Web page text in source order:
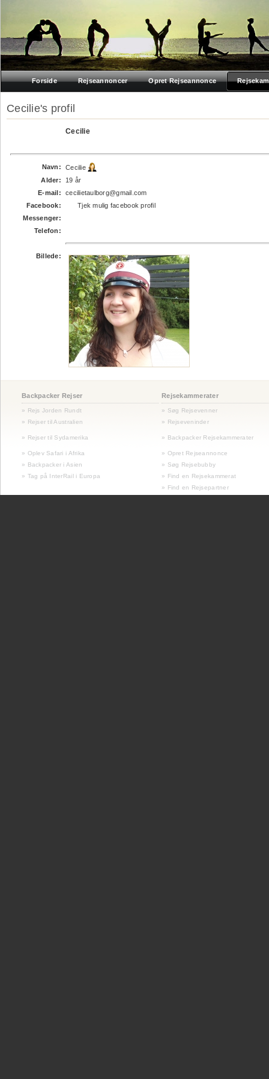
Forside Rejseannoncer Opret Rejseannonce
Cecilie's profil
Cecilie
Navn:
Cecilie
Alder:
19 år
E-mail:
cecilietaulborg@gmail.com
Facebook:
Tjek mulig facebook profil
Messenger:
Telefon:
Billede:
Backpacker Rejser Rejsekammerater
» Rejs Jorden Rundt
» Søg Rejsevenner
» Rejser til Australien
» Rejseveninder
» Rejser til Sydamerika » Backpacker Rejsekammerater
» Oplev Safari i Afrika
» Opret Rejseannonce
» Backpacker i Asien
» Søg Rejsebubby
» Tag på InterRail i Europa
» Find en Rejsekammerat
» Find en Rejsepartner